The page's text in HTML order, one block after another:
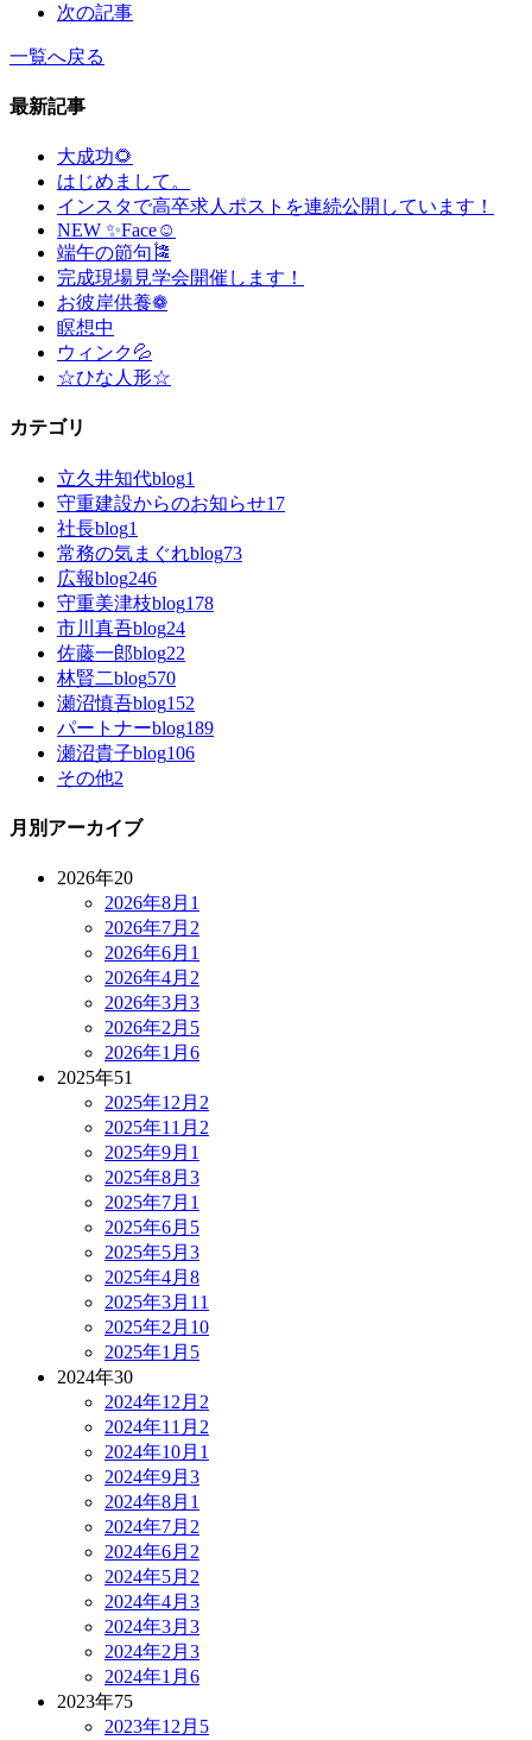
次の記事
一覧へ戻る
最新記事
大成功🌻
はじめまして。
インスタで高卒求人ポストを連続公開しています！
NEW ✨Face☺
端午の節句🎏
完成現場見学会開催します！
お彼岸供養❁
瞑想中
ウィンク💦
☆ひな人形☆
カテゴリ
立久井知代blog1
守重建設からのお知らせ17
社長blog1
常務の気まぐれblog73
広報blog246
守重美津枝blog178
市川真吾blog24
佐藤一郎blog22
林賢二blog570
瀬沼慎吾blog152
パートナーblog189
瀬沼貴子blog106
その他2
月別アーカイブ
2026年20
2026年8月 1
2026年7月 2
2026年6月 1
2026年4月 2
2026年3月 3
2026年2月 5
2026年1月 6
2025年51
2025年12月 2
2025年11月 2
2025年9月 1
2025年8月 3
2025年7月 1
2025年6月 5
2025年5月 3
2025年4月 8
2025年3月 11
2025年2月 10
2025年1月 5
2024年30
2024年12月 2
2024年11月 2
2024年10月 1
2024年9月 3
2024年8月 1
2024年7月 2
2024年6月 2
2024年5月 2
2024年4月 3
2024年3月 3
2024年2月 3
2024年1月 6
2023年75
2023年12月 5